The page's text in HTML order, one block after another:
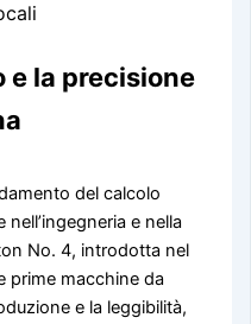
e la precisione
del calcolo
e nella
No. 4, introdotta nel
prime macchine da
e la leggibilità,